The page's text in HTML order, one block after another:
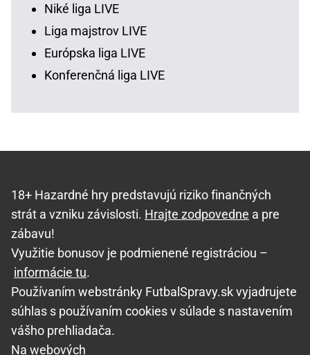
Niké liga LIVE
Liga majstrov LIVE
Európska liga LIVE
Konferenčná liga LIVE
18+ Hazardné hry predstavujú riziko finančných
strát a vzniku závislosti. Hrajte zodpovedne a pre
zábavu!
Využitie bonusov je podmienené registráciou –
informácie tu.
Používaním webstránky FutbalSpravy.sk vyjadrujete
súhlas s používaním cookies v súlade s nastavením
vášho prehliadača.
Na webových